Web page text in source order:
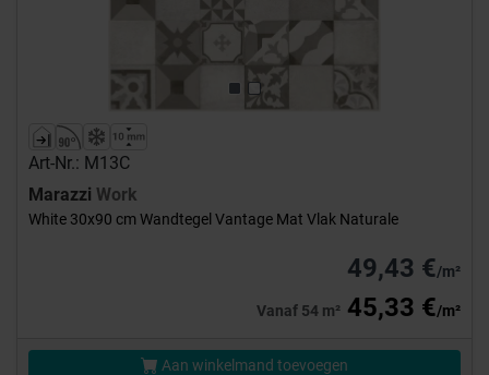
Art-Nr.: M13C
Marazzi Work
White 30x90 cm Wandtegel Vantage Mat Vlak Naturale
49,43 €/m²
Vanaf 54 m² 45,33 €/m²
Aan winkelmand toevoegen